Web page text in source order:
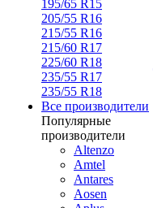
195/65 R15
205/55 R16
215/55 R16
215/60 R17
225/60 R18
235/55 R17
235/55 R18
Все производители
Популярные
производители
Altenzo
Amtel
Antares
Aosen